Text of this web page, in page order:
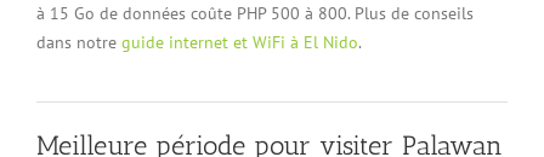
à 15 Go de données coûte PHP 500 à 800. Plus de conseils
dans notre guide internet et WiFi à El Nido.
Meilleure période pour visiter Palawan